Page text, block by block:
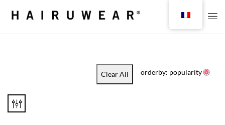
Clear All orderby: popularity